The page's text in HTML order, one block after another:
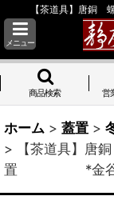
【茶道具】唐
メニュー
商品検索 営
ホーム > 蓋置 >
>
【茶道具】
置 *金谷